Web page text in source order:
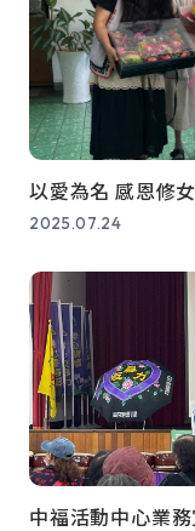
以愛為名 感恩修
2025.07.24
中福活動中心業務